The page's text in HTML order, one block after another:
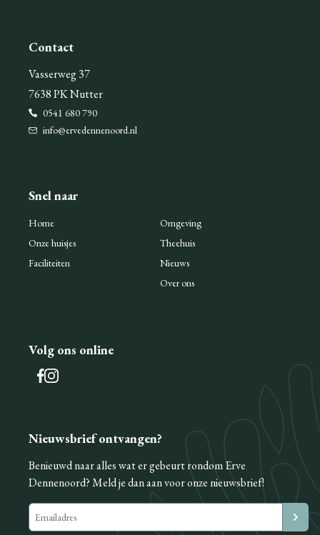
Contact
Vasserweg 37
7638 PK Nutter
0541 680 790
info@ervedennenoord.nl
Snel naar
Home
Onze huisjes
Faciliteiten
Omgeving
Theehuis
Nieuws
Over ons
Volg ons online
Nieuwsbrief ontvangen?
Benieuwd naar alles wat er gebeurt rondom Erve
Dennenoord? Meld je dan aan voor onze nieuwsbrief!